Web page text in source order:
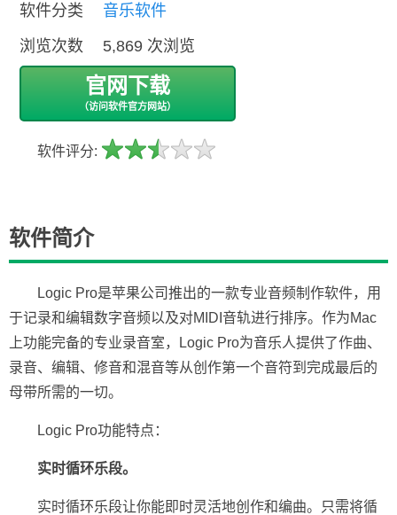
软件分类
音乐软件
浏览次数
5,869 次浏览
官网下载
（访问软件官方网站）
软件评分:
软件简介
Logic Pro是苹果公司推出的一款专业音频制作软件，用
于记录和编辑数字音频以及对MIDI音轨进行排序。作为Mac
上功能完备的专业录音室，Logic Pro为音乐人提供了作曲、
录音、编辑、修音和混音等从创作第一个音符到完成最后的
母带所需的一切。
Logic Pro功能特点：
实时循环乐段。
实时循环乐段让你能即时灵活地创作和编曲。只需将循